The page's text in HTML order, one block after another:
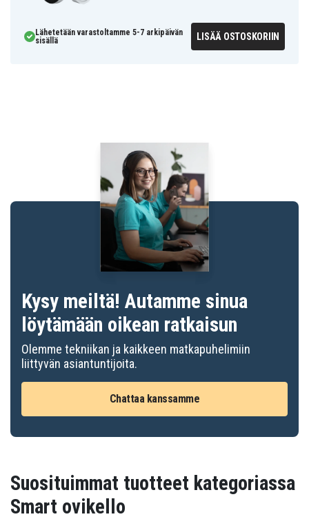
Lähetetään varastoltamme 5-7 arkipäivän
sisällä
LISÄÄ OSTOSKORIIN
Kysy meiltä! Autamme sinua
löytämään oikean ratkaisun
Olemme tekniikan ja kaikkeen matkapuhelimiin
liittyvän asiantuntijoita.
Chattaa kanssamme
Suosituimmat tuotteet kategoriassa
Smart ovikello